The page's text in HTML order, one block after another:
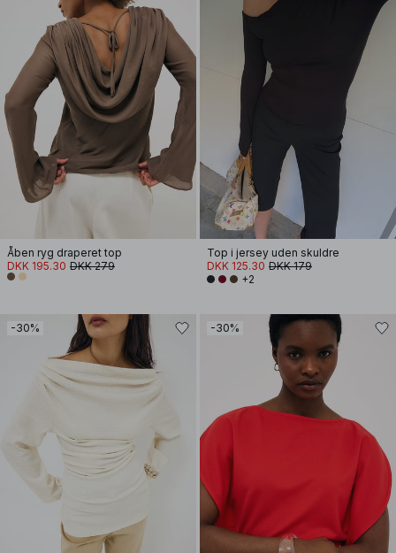
Åben ryg draperet top
DKK 195.30 DKK 279
Top i jersey uden skuldre
DKK 125.30 DKK 179
+2
-30% -30%